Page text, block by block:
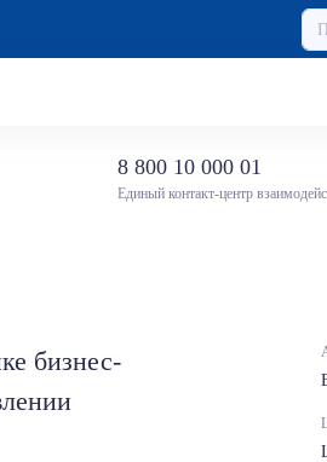
8 800 10 000 01
Единый контакт-центр
бизнес-